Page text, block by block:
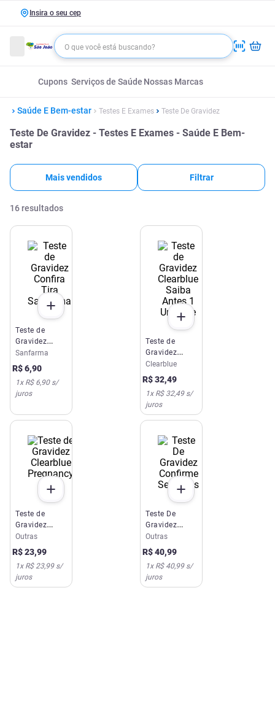
Insira o seu cep
Cupons Serviços de Saúde Nossas Marcas
Saúde E Bem-estar Testes E Exames Teste De Gravidez
Teste De Gravidez - Testes E Exames - Saúde E Bem-
estar
Mais vendidos Filtrar
16 resultados
Teste de
Gravidez
Confira Tira
Sanfarma
Sanfarma
R$6,90
1x R$ 6,90s/
juros
Teste de
Gravidez
Clearblue
Saiba Antes 1
Unidade
Clearblue
R$32,49
1x R$ 32,49s/
juros
Teste de
Gravidez
Clearblue
Pregnancy
Plus
Outras
R$23,99
1x R$ 23,99s/
juros
Teste De
Gravidez
Confirme
Semanas
Outras
R$40,99
1x R$ 40,99s/
juros